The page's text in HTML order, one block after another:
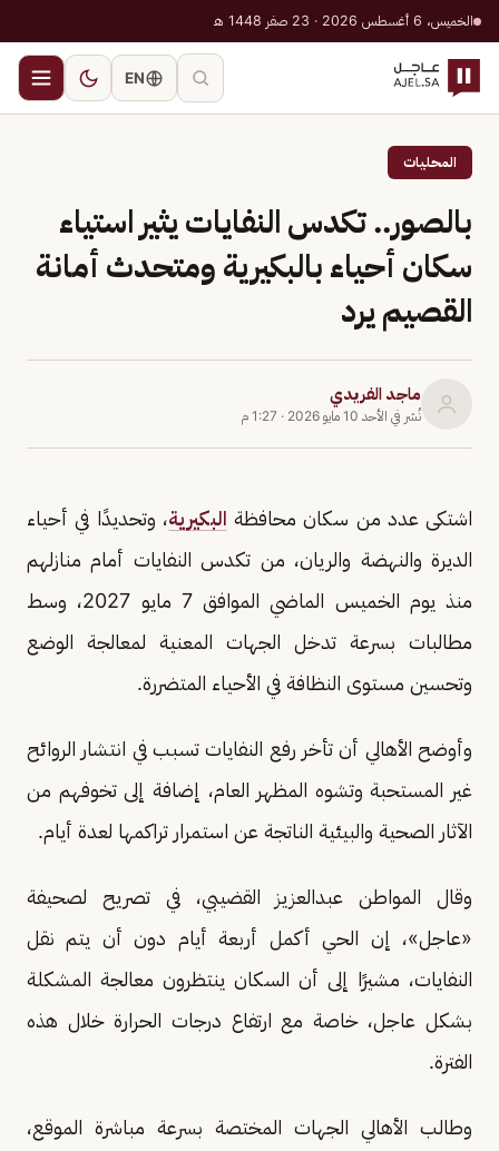
الخميس، 6 أغسطس 2026 · 23 صفر 1448 هـ
EN
المحليات
بالصور.. تكدس النفايات يثير استياء
سكان أحياء بالبكيرية ومتحدث أمانة
القصيم يرد
ماجد الفريدي
نُشر في الأحد 10 مايو 2026 · 1:27 م
اشتكى عدد من سكان محافظة البكيرية، وتحديدًا في أحياء
الديرة والنهضة والريان، من تكدس النفايات أمام منازلهم
منذ يوم الخميس الماضي الموافق 7 مايو 2027، وسط
مطالبات بسرعة تدخل الجهات المعنية لمعالجة الوضع
وتحسين مستوى النظافة في الأحياء المتضررة.
وأوضح الأهالي أن تأخر رفع النفايات تسبب في انتشار الروائح
غير المستحبة وتشوه المظهر العام، إضافة إلى تخوفهم من
الآثار الصحية والبيئية الناتجة عن استمرار تراكمها لعدة أيام.
وقال المواطن عبدالعزيز القضيبي، في تصريح لصحيفة
«عاجل»، إن الحي أكمل أربعة أيام دون أن يتم نقل
النفايات، مشيرًا إلى أن السكان ينتظرون معالجة المشكلة
بشكل عاجل، خاصة مع ارتفاع درجات الحرارة خلال هذه
الفترة.
وطالب الأهالي الجهات المختصة بسرعة مباشرة الموقع،